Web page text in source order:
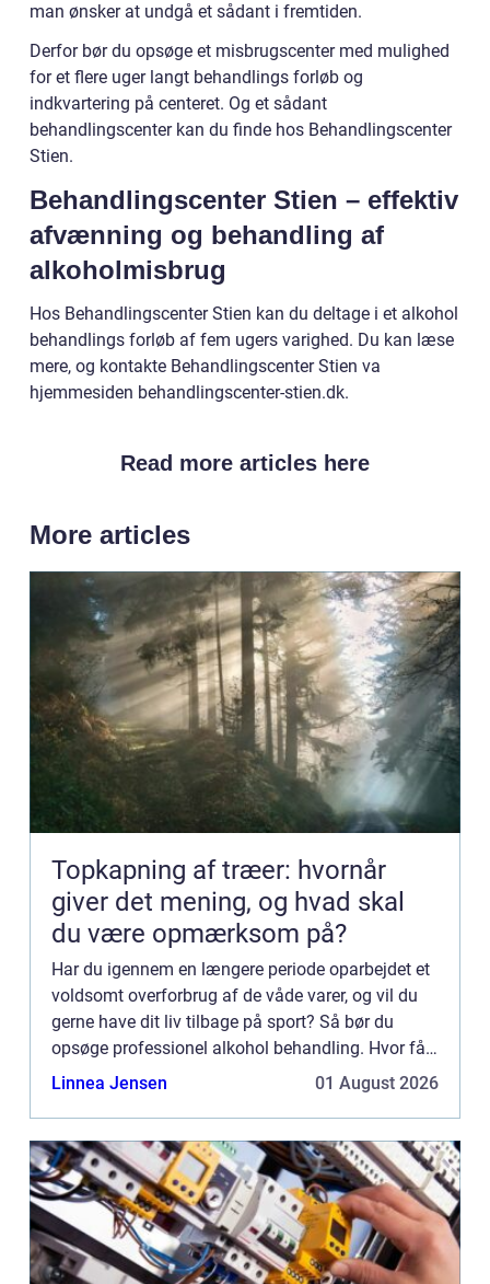
man ønsker at undgå et sådant i fremtiden.
Derfor bør du opsøge et misbrugscenter med mulighed
for et flere uger langt behandlings forløb og
indkvartering på centeret. Og et sådant
behandlingscenter kan du finde hos Behandlingscenter
Stien.
Behandlingscenter Stien – effektiv
afvænning og behandling af
alkoholmisbrug
Hos Behandlingscenter Stien kan du deltage i et alkohol
behandlings forløb af fem ugers varighed. Du kan læse
mere, og kontakte Behandlingscenter Stien va
hjemmesiden behandlingscenter-stien.dk.
Read more articles here
More articles
Topkapning af træer: hvornår
giver det mening, og hvad skal
du være opmærksom på?
Har du igennem en længere periode oparbejdet et
voldsomt overforbrug af de våde varer, og vil du
gerne have dit liv tilbage på sport? Så bør du
opsøge professionel alkohol behandling. Hvor får
jeg den bedste alkoholbehandling? Hvis du vil
Linnea Jensen 01 August 2026